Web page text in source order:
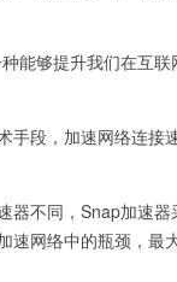
够提升我们在互联
段，加速网络连接
不同，Snap加速器
速网络中的瓶颈，最